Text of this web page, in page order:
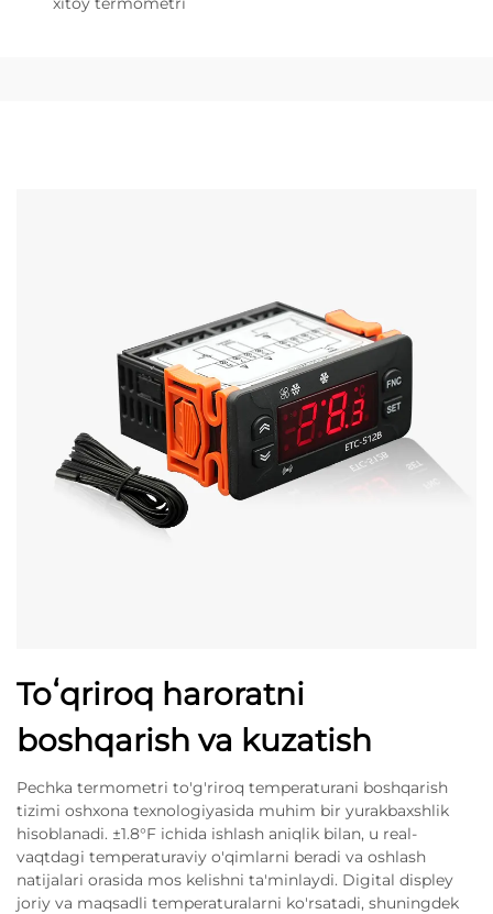
Toʻqriroq haroratni
boshqarish va kuzatish
Pechka termometri to'g'riroq temperaturani boshqarish
tizimi oshxona texnologiyasida muhim bir yurakbaxshlik
hisoblanadi. ±1.8°F ichida ishlash aniqlik bilan, u real-
vaqtdagi temperaturaviy o'qimlarni beradi va oshlash
natijalari orasida mos kelishni ta'minlaydi. Digital displey
joriy va maqsadli temperaturalarni ko'rsatadi, shuningdek